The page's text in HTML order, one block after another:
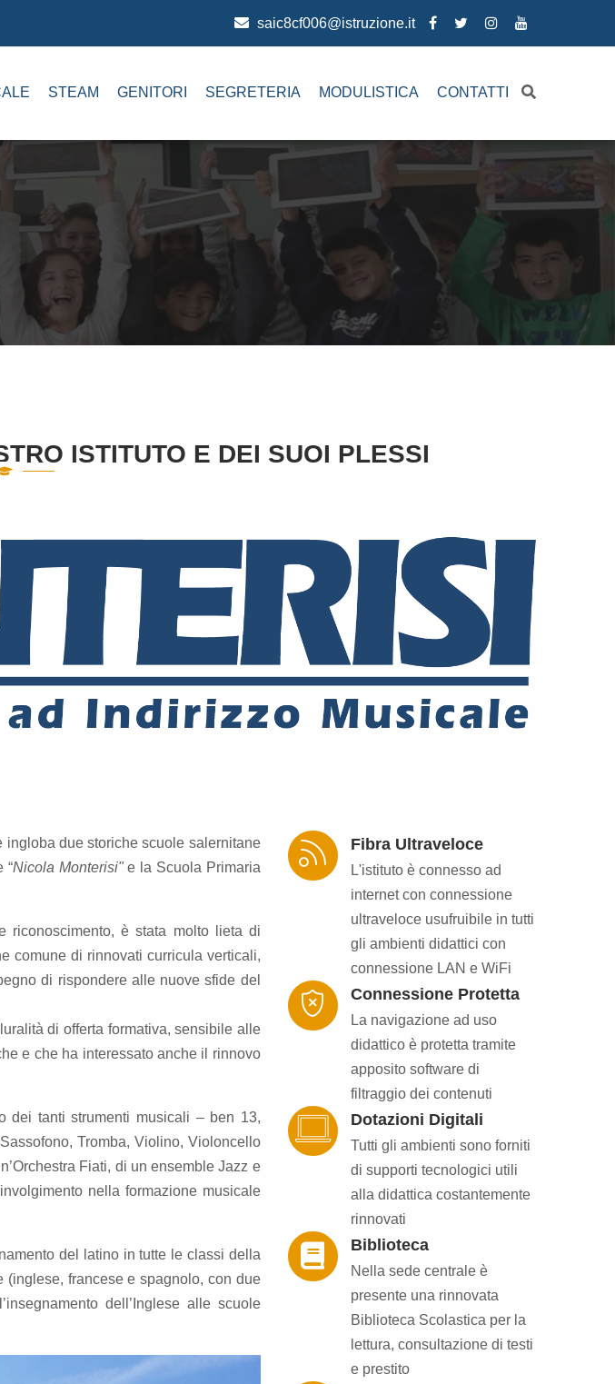
saic8cf006@istruzione.it
STEAM GENITORI SEGRETERIA MODULISTICA CONTATTI
ISTITUTO E DEI SUOI PLESSI
ingloba due storiche scuole salernitane
“Nicola Monterisi"e la Scuola Primaria
riconoscimento, è stata molto lieta di
comune di rinnovati curricula verticali,
di rispondere alle nuove sfide del
di offerta formativa, sensibile alle
e che ha interessato anche il rinnovo
dei tanti strumenti musicali – ben 13,
Tromba, Violino, Violoncello
Fiati, di un ensemble Jazz e
nella formazione musicale
del latino in tutte le classi della
(inglese, francese e spagnolo, con due
dell’Inglese alle scuole
Fibra Ultraveloce
L'istituto è connesso ad
internet con connessione
ultraveloce usufruibile in tutti
gli ambienti didattici con
connessione LAN e WiFi
Connessione Protetta
La navigazione ad uso
didattico è protetta tramite
apposito software di
filtraggio dei contenuti
Dotazioni Digitali
Tutti gli ambienti sono forniti
di supporti tecnologici utili
alla didattica costantemente
rinnovati
Biblioteca
Nella sede centrale è
presente una rinnovata
Biblioteca Scolastica per la
lettura, consultazione di testi
e prestito